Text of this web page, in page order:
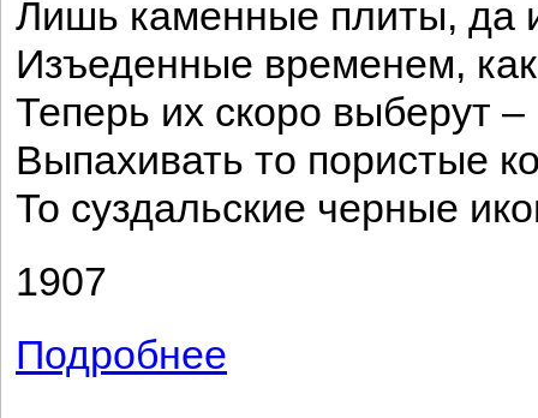
Лишь каменные плиты, да
Изъеденные временем,
Теперь их скоро выберут –
Выпахивать то пористые
То суздальские черные
1907
Подробнее